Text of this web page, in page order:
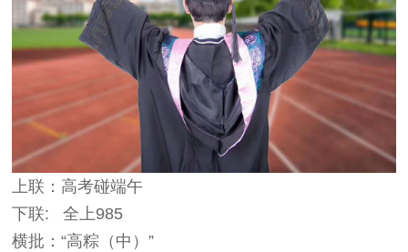
上联：高考碰端午
下联: 全上985
横批：“高粽（中）”